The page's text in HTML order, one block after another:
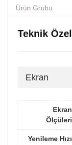
Ürün Grubu
Teknik
Ekran
Ekran
Ölçüleri
Yenileme Hızı